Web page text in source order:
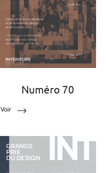
Numéro 70
Voir